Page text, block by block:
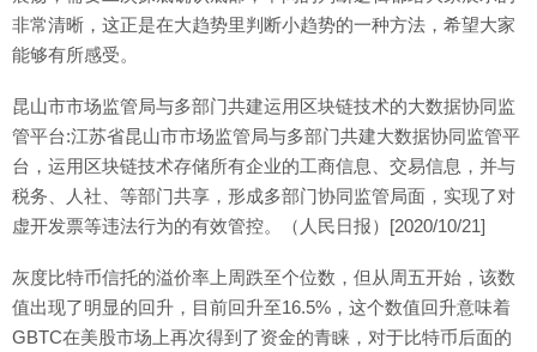
非常清晰，这正是在大趋势里判断小趋势的一种方法，希望大家
能够有所感受。
昆山市市场监管局与多部门共建运用区块链技术的大数据协同监
管平台:江苏省昆山市市场监管局与多部门共建大数据协同监管平
台，运用区块链技术存储所有企业的工商信息、交易信息，并与
税务、人社、等部门共享，形成多部门协同监管局面，实现了对
虚开发票等违法行为的有效管控。（人民日报）[2020/10/21]
灰度比特币信托的溢价率上周跌至个位数，但从周五开始，该数
值出现了明显的回升，目前回升至16.5%，这个数值回升意味着
GBTC在美股市场上再次得到了资金的青睐，对于比特币后面的